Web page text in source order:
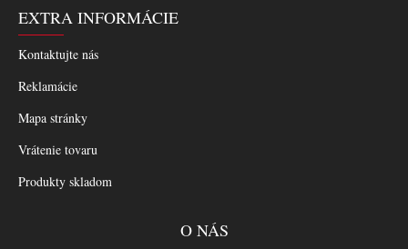
EXTRA INFORMÁCIE
Kontaktujte nás
Reklamácie
Mapa stránky
Vrátenie tovaru
Produkty skladom
O NÁS